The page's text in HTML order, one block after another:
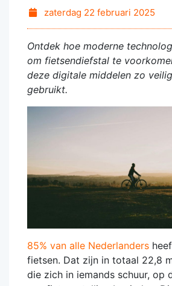
zaterdag 22 februari 2025
Ontdek hoe moderne
om fietsendiefstal te
deze digitale middelen zo
gebruikt.
85% van alle Nederlanders
fietsen. Dat zijn in totaal 22,8
die zich in iemands schuur, op